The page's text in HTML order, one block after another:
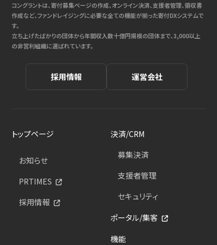
コングラントは、寄付募集ページの作成、オンライン決済、支援者管理、領収書
作成など、ファンドレイジングに必要な全ての機能が揃った寄付DXシステムで
す。
立ち上げたばかりの団体から年間収入数十億円規模の団体まで、3,000以上
の非営利組織に選ばれています。
採用情報 運営会社
トップページ
お知らせ
PRTIMES
採用情報
決済/CRM
募集決済
支援者管理
セキュリティ
ポータル/集客
機能